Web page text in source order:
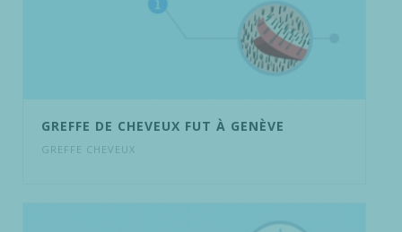
GREFFE DE CHEVEUX FUT À GENÈVE
GREFFE CHEVEUX